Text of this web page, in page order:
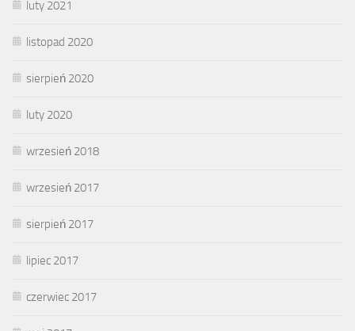
luty 2021
listopad 2020
sierpień 2020
luty 2020
wrzesień 2018
wrzesień 2017
sierpień 2017
lipiec 2017
czerwiec 2017